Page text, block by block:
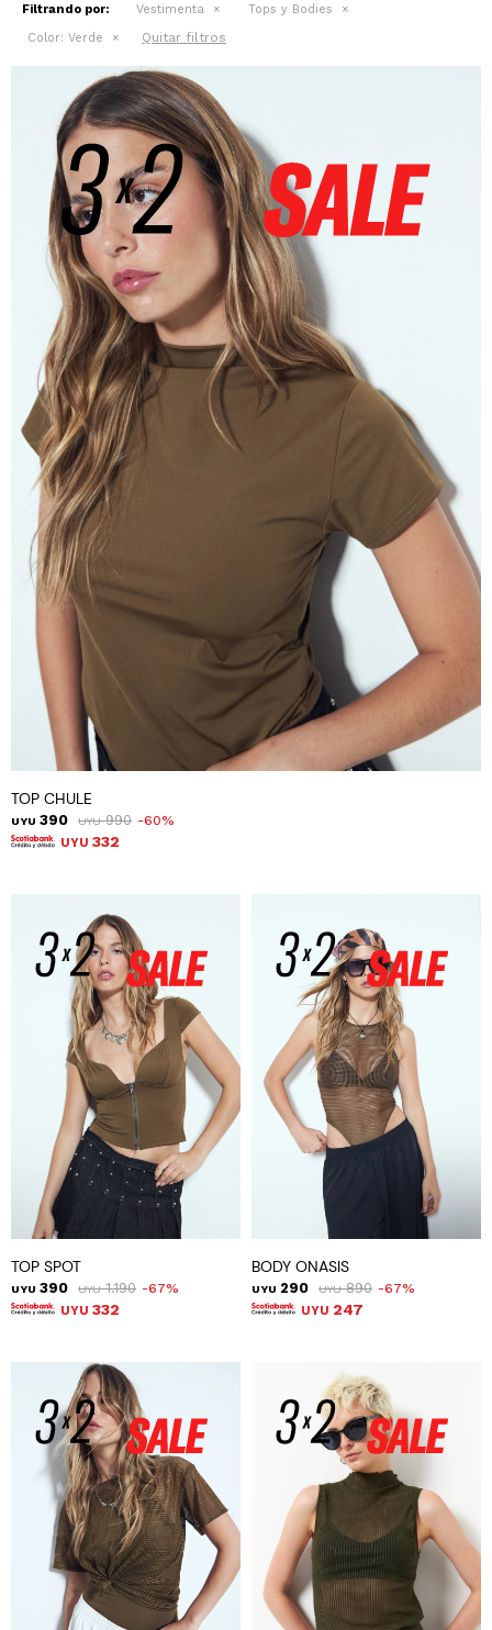
Filtrando por: Vestimenta
Tops y Bodies
Color: Verde Quitar filtros
TOP CHULE
UYU 390 UYU 990 60
UYU 332
TOP SPOT
UYU 390 UYU 1.190 67
UYU 332
BODY ONASIS
UYU 290 UYU 890 67
UYU 247